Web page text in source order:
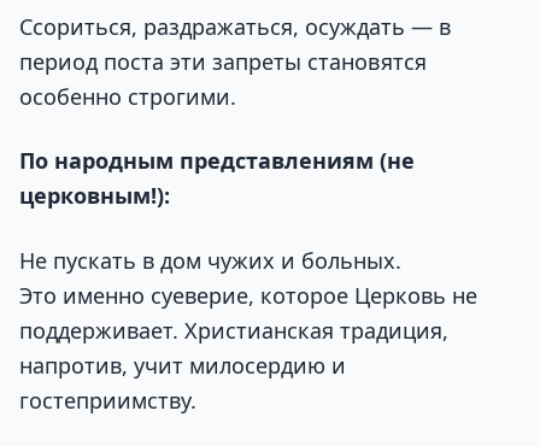
Ссориться, раздражаться, осуждать — в
период поста эти запреты становятся
особенно строгими.
По народным представлениям (не
церковным!):
Не пускать в дом чужих и больных.
Это именно суеверие, которое Церковь не
поддерживает. Христианская традиция,
напротив, учит милосердию и
гостеприимству.